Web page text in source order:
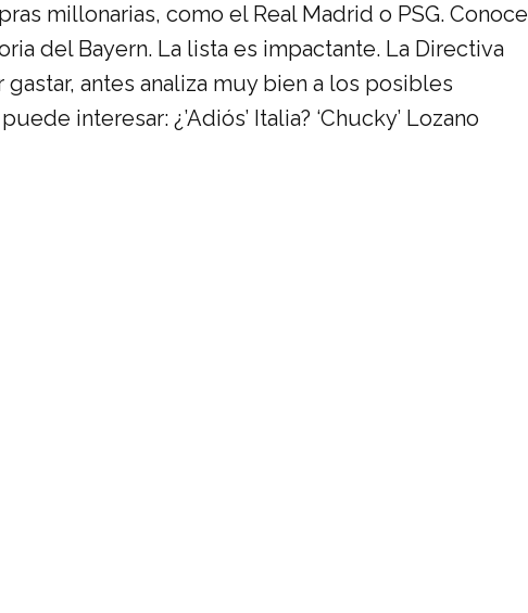
millonarias, como el Real Madrid o PSG. Conoce
del Bayern. La lista es impactante. La Directiva
gastar, antes analiza muy bien a los posibles
interesar: ¿’Adiós’ Italia? ‘Chucky’ Lozano